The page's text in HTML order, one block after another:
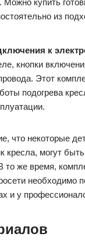
из
к
кнопки
Этот
подогрева
что некоторые
кресла, могут
то же время,
необходимо
и у